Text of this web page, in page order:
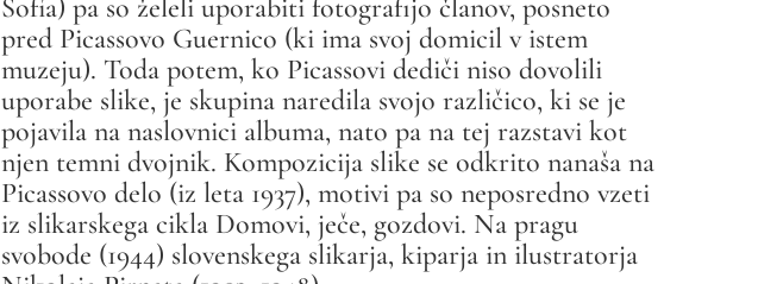
Sofía) pa so želeli uporabiti fotografijo članov, posneto
pred Picassovo Guernico (ki ima svoj domicil v istem
muzeju). Toda potem, ko Picassovi dediči niso dovolili
uporabe slike, je skupina naredila svojo različico, ki se je
pojavila na naslovnici albuma, nato pa na tej razstavi kot
njen temni dvojnik. Kompozicija slike se odkrito nanaša na
Picassovo delo (iz leta 1937), motivi pa so neposredno vzeti
iz slikarskega cikla Domovi, ječe, gozdovi. Na pragu
svobode (1944) slovenskega slikarja, kiparja in ilustratorja